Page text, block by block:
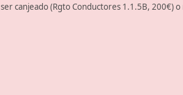
canjeado (Rgto Conductores 1.1.5B, 200€) o